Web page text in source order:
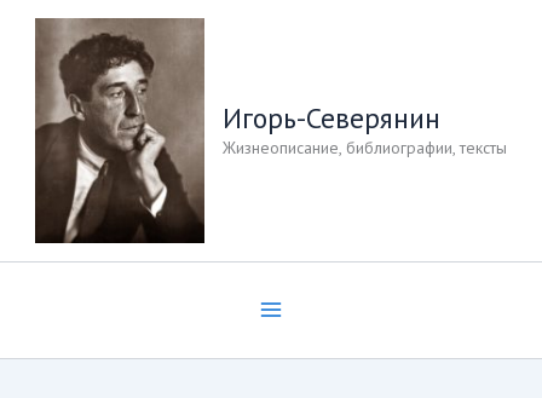
Перейти
содержимому
Игорь-Северянин
Жизнеописание, библиографии, тексты